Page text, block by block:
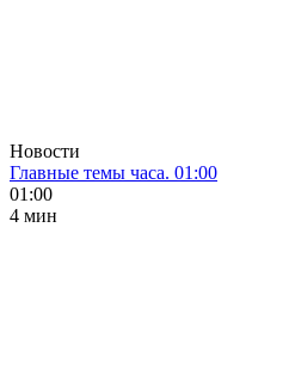
Новости
Главные темы часа. 01:00
01:00
4 мин